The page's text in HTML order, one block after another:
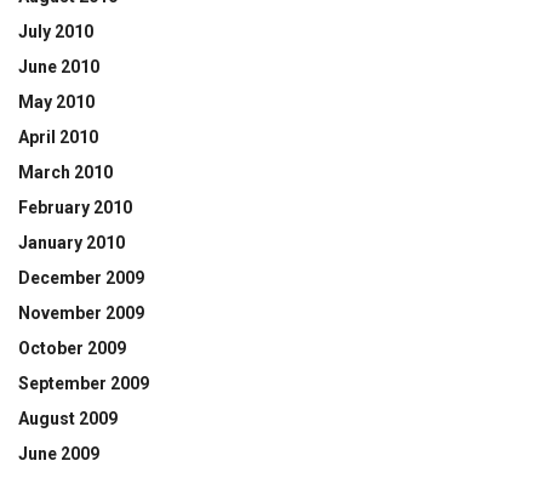
July 2010
June 2010
May 2010
April 2010
March 2010
February 2010
January 2010
December 2009
November 2009
October 2009
September 2009
August 2009
June 2009